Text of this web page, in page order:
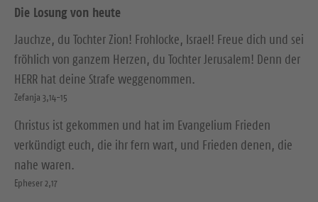
Die Losung von heute
Jauchze, du Tochter Zion! Frohlocke, Israel! Freue dich und sei
fröhlich von ganzem Herzen, du Tochter Jerusalem! Denn der
HERR hat deine Strafe weggenommen.
Zefanja 3,14-15
Christus ist gekommen und hat im Evangelium Frieden
verkündigt euch, die ihr fern wart, und Frieden denen, die
nahe waren.
Epheser 2,17